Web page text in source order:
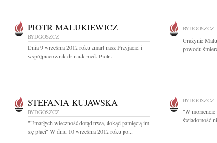
PIOTR MALUKIEWICZ
BYDGOSZCZ
Dnia 9 września 2012 roku zmarł nasz Przyjaciel i
współpracownik dr nauk med. Piotr...
BYDGOSZCZ
Grażynie
powodu
STEFANIA KUJAWSKA
BYDGOSZCZ
"Umarłych wieczność dotąd trwa, dokąd pamięcią im
się płaci" W dniu 10 września 2012 roku po...
BYDGOSZCZ
"W momencie
świadomość